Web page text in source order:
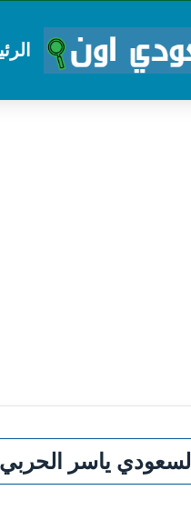
السعودي ياسر الحربي